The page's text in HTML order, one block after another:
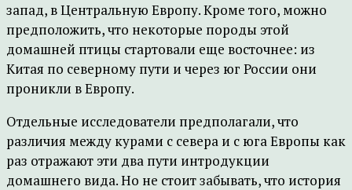
запад, в Центральную Европу. Кроме того, можно
предположить, что некоторые породы этой
домашней птицы стартовали еще восточнее: из
Китая по северному пути и через юг России они
проникли в Европу.
Отдельные исследователи предполагали, что
различия между курами с севера и с юга Европы как
раз отражают эти два пути интродукции
домашнего вида. Но не стоит забывать, что история